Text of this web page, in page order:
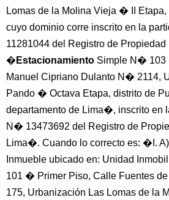
Lomas de la Molina Vieja � II Etapa,
cuyo dominio corre inscrito en la
11281044 del Registro de Propiedad
� Estacionamiento Simple N� 103
Manuel Cipriano Dulanto N� 2114,
Pando � Octava Etapa, distrito de
departamento de Lima�, inscrito en
N� 13473692 del Registro de
Lima�. Cuando lo correcto es: �I.
Inmueble ubicado en: Unidad
101 � Primer Piso, Calle Fuentes
175, Urbanización Las Lomas de la